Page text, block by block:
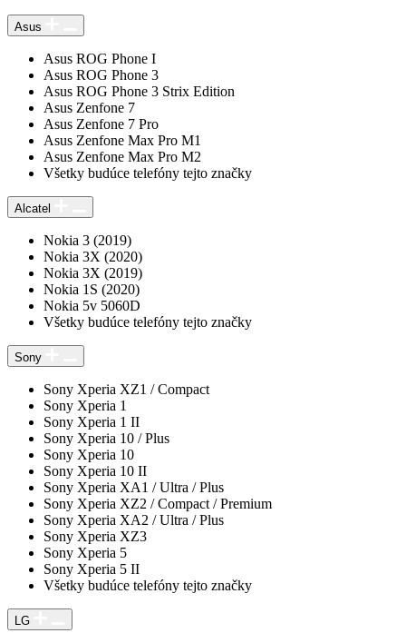
Asus
Asus ROG Phone I
Asus ROG Phone 3
Asus ROG Phone 3 Strix Edition
Asus Zenfone 7
Asus Zenfone 7 Pro
Asus Zenfone Max Pro M1
Asus Zenfone Max Pro M2
Všetky budúce telefóny tejto značky
Alcatel
Nokia 3 (2019)
Nokia 3X (2020)
Nokia 3X (2019)
Nokia 1S (2020)
Nokia 5v 5060D
Všetky budúce telefóny tejto značky
Sony
Sony Xperia XZ1 / Compact
Sony Xperia 1
Sony Xperia 1 II
Sony Xperia 10 / Plus
Sony Xperia 10
Sony Xperia 10 II
Sony Xperia XA1 / Ultra / Plus
Sony Xperia XZ2 / Compact / Premium
Sony Xperia XA2 / Ultra / Plus
Sony Xperia XZ3
Sony Xperia 5
Sony Xperia 5 II
Všetky budúce telefóny tejto značky
LG